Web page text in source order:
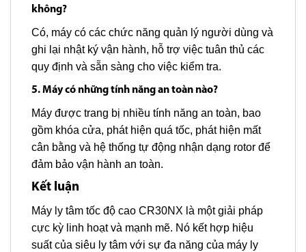
không?
Có, máy có các chức năng quản lý người dùng và
ghi lại nhật ký vận hành, hỗ trợ việc tuân thủ các
quy định và sẵn sàng cho việc kiểm tra.
5. Máy có những tính năng an toàn nào?
Máy được trang bị nhiều tính năng an toàn, bao
gồm khóa cửa, phát hiện quá tốc, phát hiện mất
cân bằng và hệ thống tự động nhận dạng rotor để
đảm bảo vận hành an toàn.
Kết luận
Máy ly tâm tốc độ cao CR30NX là một giải pháp
cực kỳ linh hoạt và mạnh mẽ. Nó kết hợp hiệu
suất của siêu ly tâm với sự đa năng của máy ly